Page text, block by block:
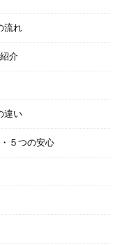
流れ
介
違い
５つの安心